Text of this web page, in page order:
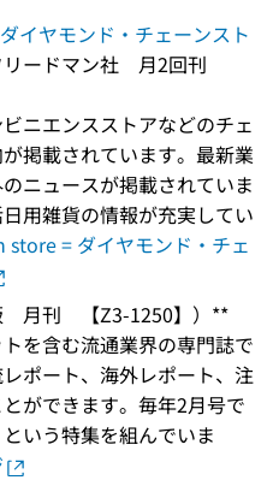
イヤモンド・チェーンスト
リードマン社 月2回刊
ニエンスストアなどのチェ
掲載されています。最新業
ニュースが掲載されていま
用雑貨の情報が充実してい
store = ダイヤモンド・チェ
月刊 【Z3-1250】）**
を含む流通業界の専門誌で
ポート、海外レポート、注
ができます。毎年2月号で
いう特集を組んでいま